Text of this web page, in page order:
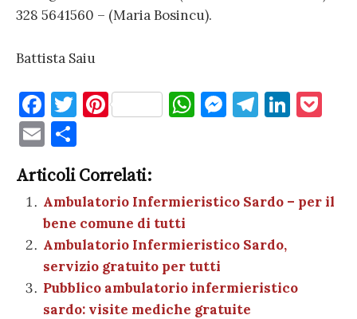
328 5641560 – (Maria Bosincu).
Battista Saiu
F
a
c
e
b
o
o
k
T
te
r
Pi
es
t
W
A
p
p
M
g
er
T
a
m
Li
dI et
E
m
ai
l
n
di
vi
di
Articoli Correlati:
Ambulatorio Infermieristico Sardo – per il
bene comune di tutti
Ambulatorio Infermieristico Sardo,
servizio gratuito per tutti
Pubblico ambulatorio infermieristico
sardo: visite mediche gratuite